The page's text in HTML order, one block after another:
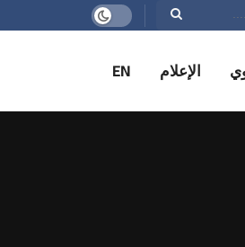
الإعلام EN